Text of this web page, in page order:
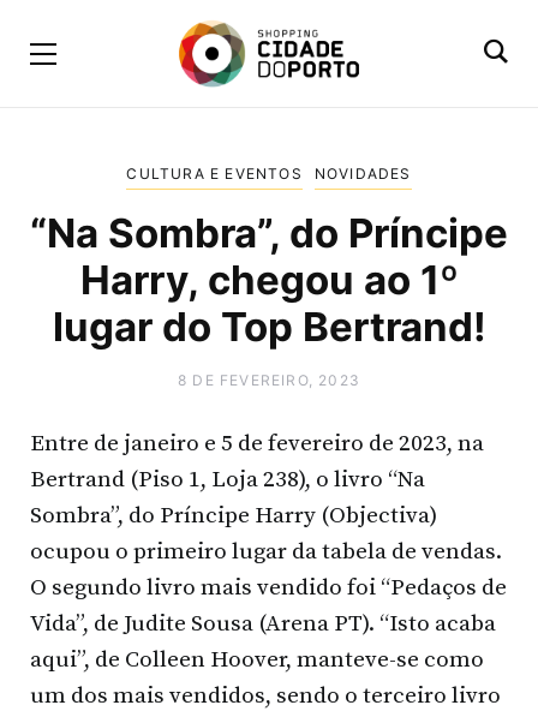
CULTURA E EVENTOS NOVIDADES
“Na Sombra”, do Príncipe
Harry, chegou ao 1º
lugar do Top Bertrand!
8 DE FEVEREIRO, 2023
Entre de janeiro e 5 de fevereiro de 2023, na
Bertrand (Piso 1, Loja 238), o livro “Na
Sombra”, do Príncipe Harry (Objectiva)
ocupou o primeiro lugar da tabela de vendas.
O segundo livro mais vendido foi “Pedaços de
Vida”, de Judite Sousa (Arena PT). “Isto acaba
aqui”, de Colleen Hoover, manteve-se como
um dos mais vendidos, sendo o terceiro livro